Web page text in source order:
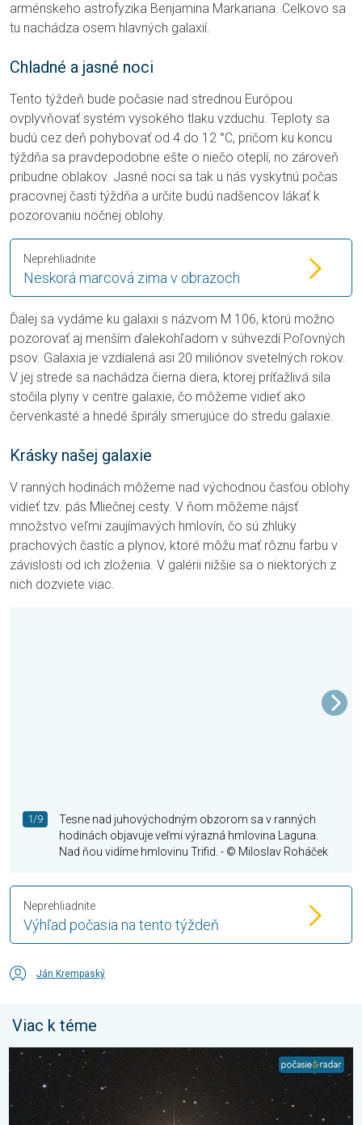
arménskeho astrofyzika Benjamina Markariana. Celkovo sa
tu nachádza osem hlavných galaxií.
Chladné a jasné noci
Tento týždeň bude počasie nad strednou Európou
ovplyvňovať systém vysokého tlaku vzduchu. Teploty sa
budú cez deň pohybovať od 4 do 12 °C, pričom ku koncu
týždňa sa pravdepodobne ešte o niečo oteplí, no zároveň
pribudne oblakov. Jasné noci sa tak u nás vyskytnú počas
pracovnej časti týždňa a určite budú nadšencov lákať k
pozorovaniu nočnej oblohy.
Neskorá marcová zima v obrazoch
Neprehliadnite
Ďalej sa vydáme ku galaxii s názvom M 106, ktorú možno
pozorovať aj menším ďalekohľadom v súhvezdí Poľovných
psov. Galaxia je vzdialená asi 20 miliónov svetelných rokov.
V jej strede sa nachádza čierna diera, ktorej príťažlivá sila
stočila plyny v centre galaxie, čo môžeme vidieť ako
červenkasté a hnedé špirály smerujúce do stredu galaxie.
Krásky našej galaxie
V ranných hodinách môžeme nad východnou časťou oblohy
vidieť tzv. pás Mliečnej cesty. V ňom môžeme nájsť
množstvo veľmi zaujímavých hmlovín, čo sú zhluky
prachových častíc a plynov, ktoré môžu mať rôznu farbu v
závislosti od ich zloženia. V galérii nižšie sa o niektorých z
nich dozviete viac.
1/9
Tesne nad juhovýchodným obzorom sa v ranných
hodinách objavuje veľmi výrazná hmlovina Laguna.
Nad ňou vidíme hmlovinu Trifid. - © Miloslav Roháček
Výhľad počasia na tento týždeň
Neprehliadnite
Ján Krempaský
Viac k téme
Dožijeme sa výbuchu supernovy?. Vesmírne zaujímavosti. . .